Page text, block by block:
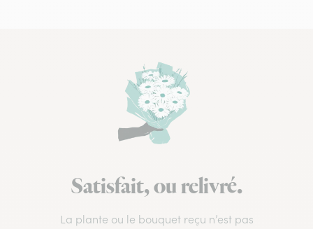
Satisfait, ou relivré.
La plante ou le bouquet reçu n’est pas